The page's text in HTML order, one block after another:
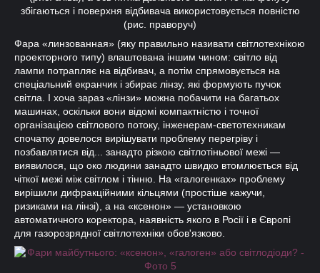
збігаються і поверхня відбивача використовується повністю
(рис. праворуч)
Фара «линзованная» (яку правильно називати світлотехнікою
проекторного типу) влаштована іншим чином: світло від
лампи потрапляє на відбивач, а потім спрямовується на
спеціальний екранчик і збирає лінзу, які формують пучок
світла. І хоча зараз «лінзи» можна побачити на багатьох
машинах, оскільки вони відомі компактністю і точної
організацією світлового потоку, інженерам-светотехникам
спочатку довелося вирішувати проблему перегріву і
позбавлятися від... занадто різкою світлотіньової межі —
виявилося, що око людини занадто швидко втомлюється від
чіткої межі між світлом і тінню. На «галогенках» проблему
вирішили дифракційними кільцями (простіше кажучи,
ризиками на лінзі), а на «ксенон» — установкою
автоматичного коректора, наявність якого в Росії і в Європі
для газорозрядної світлотехніки обов'язково.